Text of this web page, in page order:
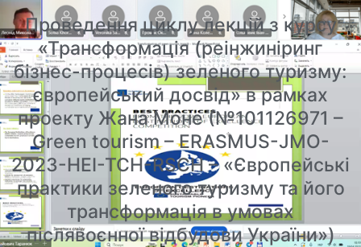
Проведення циклу лекцій з курсу
«Трансформація (реінжиніринг
бізнес-процесів) зеленого туризму:
європейський досвід» в рамках
проекту Жана Моне (№101126971 –
Green tourism – ERASMUS-JMO-
2023-HEI-TCH-RSCH – «Європейські
практики зеленого туризму та його
трансформація в умовах
післявоєнної відбудови України»)